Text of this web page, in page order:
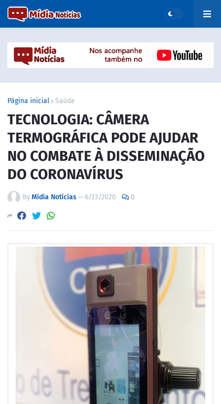
Página inicial Saúde
TECNOLOGIA: CÂMERA
TERMOGRÁFICA PODE AJUDAR
NO COMBATE À DISSEMINAÇÃO
DO CORONAVÍRUS
byMídia Notícias— 6/23/2020 0